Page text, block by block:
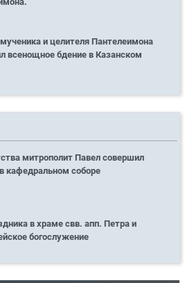
и целителя Пантелеимона
всенощное бдение в Казанском
митрополит Павел совершил
кафедральном соборе
в храме свв. апп. Петра и
богослужение